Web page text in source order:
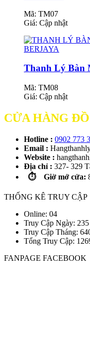
Mã: TM07
Giá: Cập nhật
Thanh Lý Bàn
Mã: TM08
Giá: Cập nhật
CỬA HÀNG
Hotline : 0902 773
Email :
Website :
Địa chỉ : 327- 329
⏱️ Giờ mở cửa:
THỐNG KÊ TRUY CẬP
Online: 04
Truy Cập Ngày: 235
Truy Cập Tháng:
Tổng Truy Cập: 1 26
FANPAGE FACEBOOK